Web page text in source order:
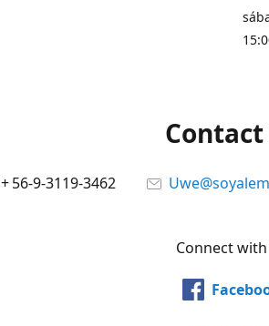
Contact
+ 56-9-3119-3462
Connect